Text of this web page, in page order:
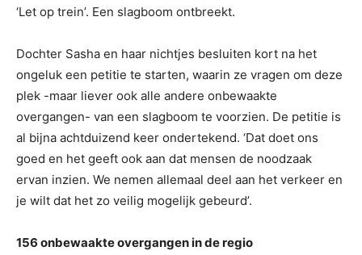
‘Let op trein’. Een slagboom ontbreekt.
Dochter Sasha en haar nichtjes besluiten kort na het
ongeluk een petitie te starten, waarin ze vragen om deze
plek -maar liever ook alle andere onbewaakte
overgangen- van een slagboom te voorzien. De petitie is
al bijna achtduizend keer ondertekend. ‘Dat doet ons
goed en het geeft ook aan dat mensen de noodzaak
ervan inzien. We nemen allemaal deel aan het verkeer en
je wilt dat het zo veilig mogelijk gebeurd’.
156 onbewaakte overgangen in de regio